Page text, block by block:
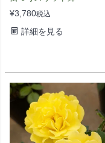
¥3,780税込
詳細を見る